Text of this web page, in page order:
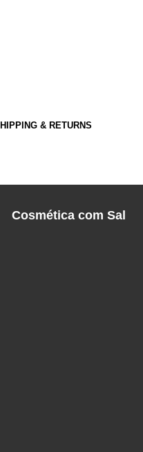
& RETURNS
Cosmética com Sal